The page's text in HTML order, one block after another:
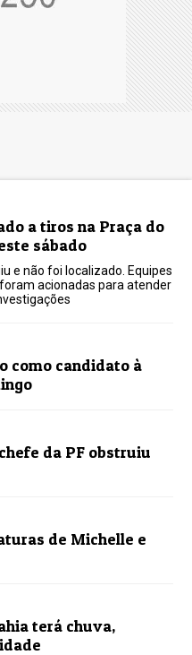
a tiros na Praça do
sábado
e não foi localizado. Equipes
acionadas para atender
como candidato à
da PF obstruiu
de Michelle e
terá chuva,